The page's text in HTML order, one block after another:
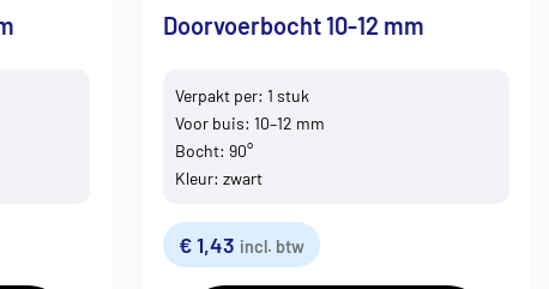
Doorvoerbocht 10-12 mm
Verpakt per: 1 stuk
Voor buis: 10–12 mm
Bocht: 90°
Kleur: zwart
€1,43 incl. btw